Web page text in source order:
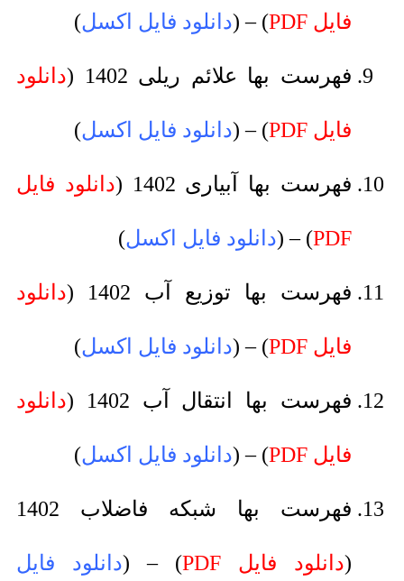
فایل PDF ) – (دانلود فایل اکسل)
فهرست بها علائم ریلی 1402 ( دانلود
فایل PDF ) – (دانلود فایل اکسل)
فهرست بها آبیاری 1402 ( دانلود فایل
PDF
) – (دانلود فایل اکسل)
فهرست بها توزیع آب 1402 ( دانلود
فایل PDF ) – (دانلود فایل اکسل)
فهرست بها انتقال آب 1402 ( دانلود
فایل PDF ) – (دانلود فایل اکسل)
فهرست بها شبکه فاضلاب 1402
(دانلود فایل PDF ) – (دانلود فایل